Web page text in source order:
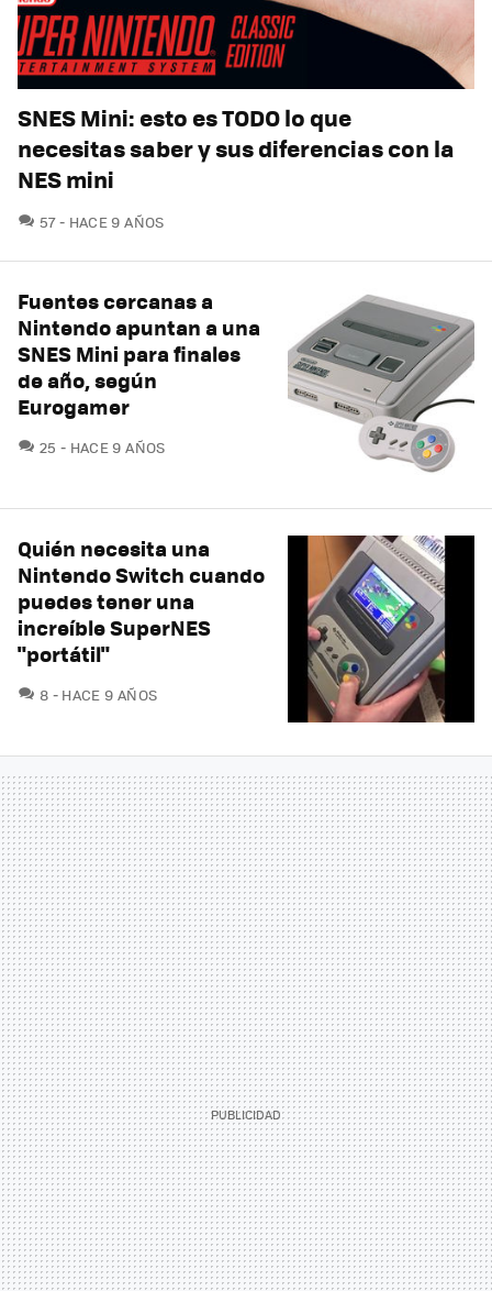
SNES Mini: esto es TODO lo que
necesitas saber y sus diferencias con la
NES mini
57COMENTARIOS
HACE 9 AÑOS
Fuentes cercanas a
Nintendo apuntan a una
SNES Mini para finales
de año, según
Eurogamer
25 COMENTARIOS
HACE 9 AÑOS
Quién necesita una
Nintendo Switch cuando
puedes tener una
increíble SuperNES
"portátil"
8 COMENTARIOS
HACE 9 AÑOS